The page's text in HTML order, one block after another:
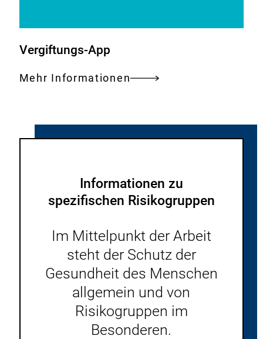
Vergiftungs-App
Mehr Informationen
Informationen zu
spezifischen Risikogruppen
Im Mittelpunkt der Arbeit
steht der Schutz der
Gesundheit des Menschen
allgemein und von
Risikogruppen im
Besonderen.